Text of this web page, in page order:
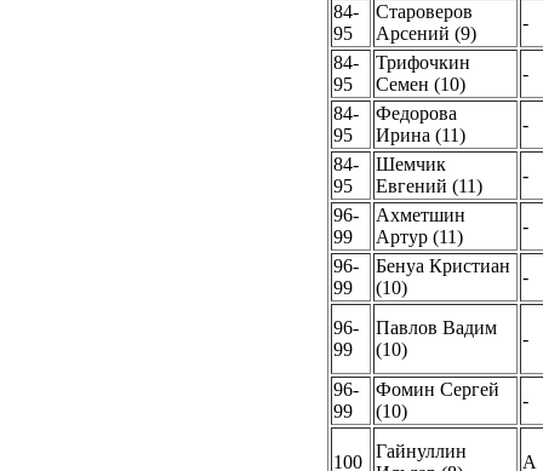
84-
95
Староверов
Арсений (9)
-
84-
95
Трифочкин
Семен (10)
-
84-
95
Федорова
Ирина (11)
-
84-
95
Шемчик
Евгений (11)
-
96-
99
Ахметшин
Артур (11)
-
96-
99
Бенуа Кристиан
(10)
-
96-
99
Павлов Вадим
(10)
-
96-
99
Фомин Сергей
(10)
-
100
Гайнуллин
A